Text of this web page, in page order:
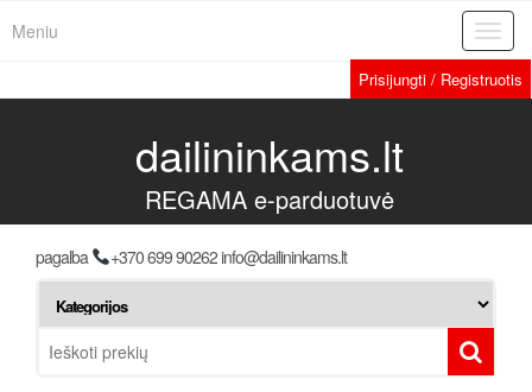
Meniu
Prisijungti / Registruotis
dailininkams.lt
REGAMA e-parduotuvė
pagalba +370 699 90262 info@dailininkams.lt